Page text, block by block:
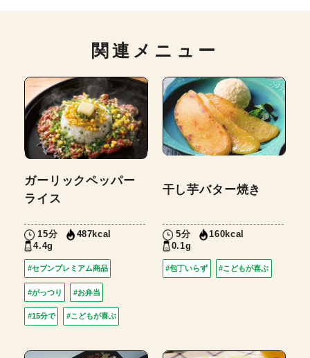
関連メニュー
ガーリックペッパー
ライス
15分
487kcal
4.4g
#セブンプレミアム商品
#がっつり #お弁当
#15分で #こどもが喜ぶ
干し芋バター焼き
5分
160kcal
0.1g
#包丁いらず #こどもが喜ぶ